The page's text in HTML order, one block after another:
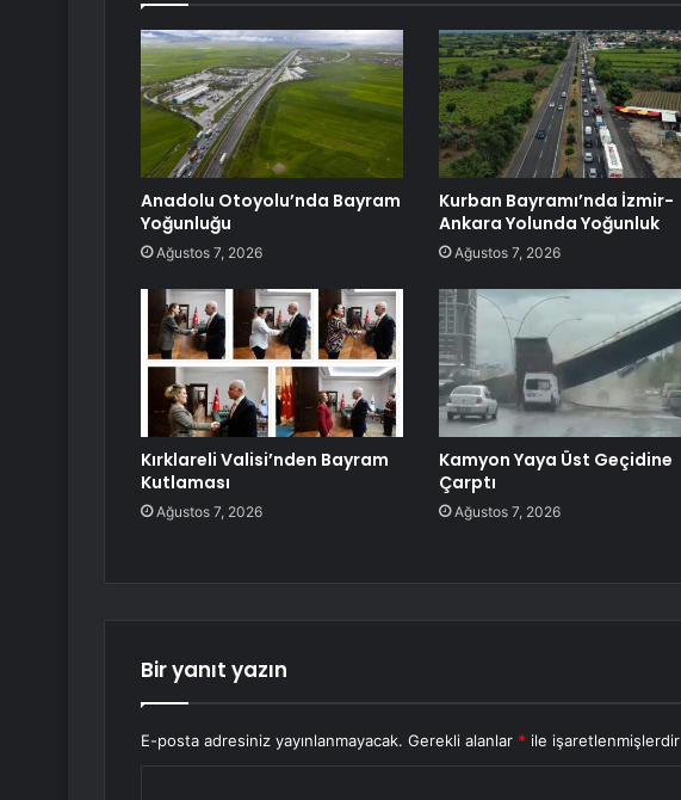
Anadolu Otoyolu’nda Bayram
Yoğunluğu
Ağustos 7, 2026
Kurban Bayramı’nda İzmir-
Ankara Yolunda Yoğunluk
Ağustos 7, 2026
Kırklareli Valisi’nden Bayram
Kutlaması
Ağustos 7, 2026
Kamyon Yaya Üst Geçidine
Çarptı
Ağustos 7, 2026
Bir yanıt yazın
E-posta adresiniz yayınlanmayacak. Gerekli alanlar * ile işaretlenmişlerdir